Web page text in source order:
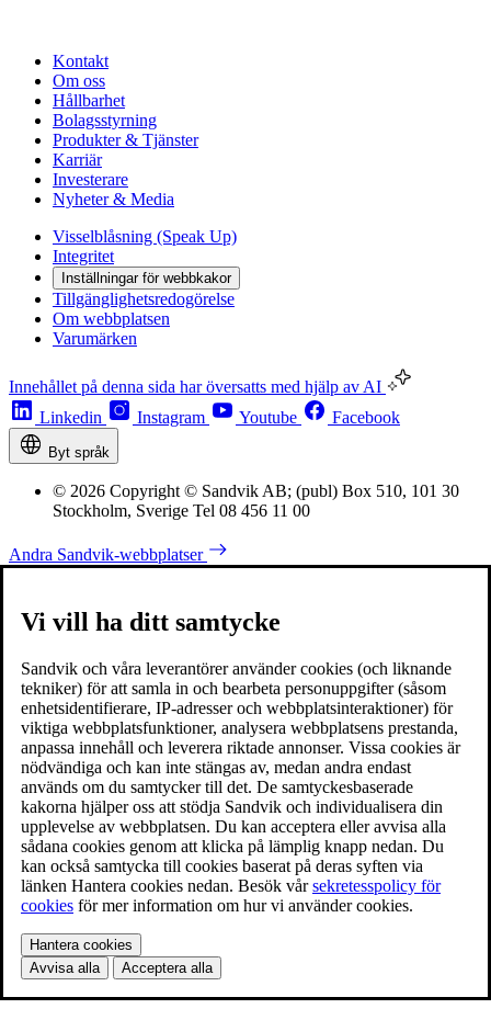
Kontakt
Om oss
Hållbarhet
Bolagsstyrning
Produkter & Tjänster
Karriär
Investerare
Nyheter & Media
Visselblåsning (Speak Up)
Integritet
Inställningar för webbkakor
Tillgänglighetsredogörelse
Om webbplatsen
Varumärken
Innehållet på denna sida har översatts med hjälp av AI
Linkedin
Instagram Youtube Facebook
Byt språk
© 2026 Copyright © Sandvik AB; (publ) Box 510, 101 30
Stockholm, Sverige Tel 08 456 11 00
Andra Sandvik-webbplatser
Vi vill ha ditt samtycke
Sandvik och våra leverantörer använder cookies (och liknande
tekniker) för att samla in och bearbeta personuppgifter (såsom
enhetsidentifierare, IP-adresser och webbplatsinteraktioner) för
viktiga webbplatsfunktioner, analysera webbplatsens prestanda,
anpassa innehåll och leverera riktade annonser. Vissa cookies är
nödvändiga och kan inte stängas av, medan andra endast
används om du samtycker till det. De samtyckesbaserade
kakorna hjälper oss att stödja Sandvik och individualisera din
upplevelse av webbplatsen. Du kan acceptera eller avvisa alla
sådana cookies genom att klicka på lämplig knapp nedan. Du
kan också samtycka till cookies baserat på deras syften via
länken Hantera cookies nedan. Besök vårsekretesspolicy för
cookies för mer information om hur vi använder cookies.
Hantera cookies
Avvisa alla
Acceptera alla